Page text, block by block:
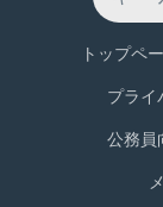
トップペ
プライ
公務員